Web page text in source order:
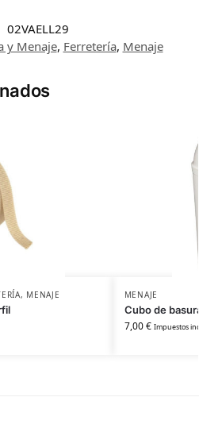
02VAELL29
y Menaje, Ferretería, Menaje
, MENAJE MENAJE
Cubo de
7,00€ Impuestos